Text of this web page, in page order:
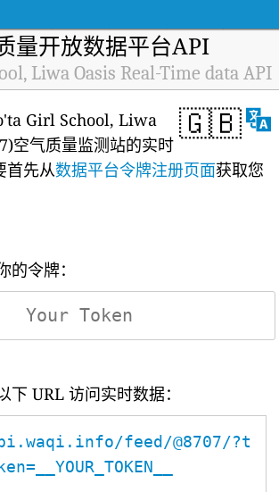
量开放数据平台API
Liwa Oasis Real-Time data API
🇬🇧
Girl School, Liwa
空气质量监测站的实时
首先从数据平台令牌注册页面获取您
令牌：
下 URL 访问实时数据：
feed/@8707/?t